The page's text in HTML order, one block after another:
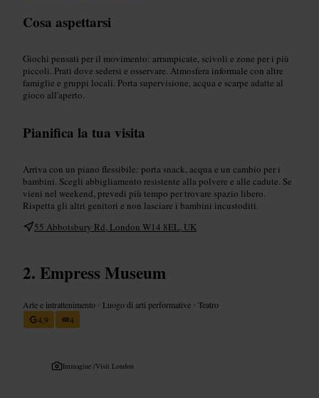
Cosa aspettarsi
Giochi pensati per il movimento: arrampicate, scivoli e zone per i più
piccoli. Prati dove sedersi e osservare. Atmosfera informale con altre
famiglie e gruppi locali. Porta supervisione, acqua e scarpe adatte al
gioco all'aperto.
Pianifica la tua visita
Arriva con un piano flessibile: porta snack, acqua e un cambio per i
bambini. Scegli abbigliamento resistente alla polvere e alle cadute. Se
vieni nel weekend, prevedi più tempo per trovare spazio libero.
Rispetta gli altri genitori e non lasciare i bambini incustoditi.
55 Abbotsbury Rd, London W14 8EL, UK
Empress Museum
Arte e intrattenimento • Luogo di arti performative •Teatro
4,9
4
Immagine /Visit London